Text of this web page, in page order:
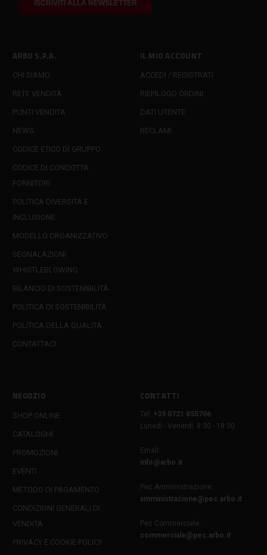
ARBO S.P.A.
CHI SIAMO
RETE VENDITA
PUNTI VENDITA
NEWS
CODICE ETICO DI GRUPPO
CODICE DI CONDOTTA
FORNITORI
POLITICA DIVERSITÀ E
INCLUSIONE
MODELLO ORGANIZZATIVO
SEGNALAZIONI
WHISTLEBLOWING
BILANCIO DI SOSTENIBILITÀ
POLITICA DI SOSTENIBILITÀ
POLITICA DELLA QUALITÀ
CONTATTACI
IL MIO ACCOUNT
ACCEDI / REGISTRATI
RIEPILOGO ORDINI
DATI UTENTE
RECLAMI
NEGOZIO
SHOP ONLINE
CATALOGHI
PROMOZIONI
EVENTI
METODO DI PAGAMENTO
CONDIZIONI GENERALI DI
VENDITA
PRIVACY E COOKIE POLICY
CONTATTI
Tel:
+39 0721 855706
Lunedì - Venerdì, 8:30 - 18:30
Email:
info@arbo.it
Pec Amministrazione:
amministrazione@pec.arbo.it
Pec Commerciale:
commerciale@pec.arbo.it